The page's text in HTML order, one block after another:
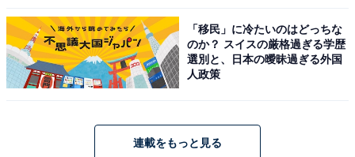
「移民」に冷たいのはどっちな
のか？ スイスの厳格過ぎる学歴
選別と、日本の曖昧過ぎる外国
人政策
連載をもっと見る